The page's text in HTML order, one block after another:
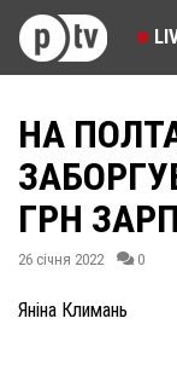
НА
ГРН
26 січня 2022 0
Яніна Климань